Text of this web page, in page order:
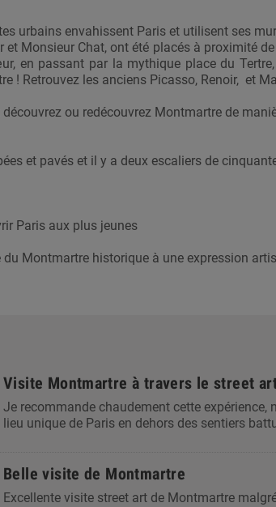
urbains envahissent Paris et utilisent ses
et Monsieur Chat, ont été placés à proximité
en passant par la mythique place du
! Retrouvez les anciens Picasso, Renoir, et
découvrez ou redécouvrez Montmartre de
et pavés et il y a deux escaliers de
Paris aux plus jeunes
du Montmartre historique à une expression
Visite Montmartre à travers le street
Je recommande chaudement cette
lieu unique de Paris en dehors des sentiers
Belle visite de Montmartre
Excellente visite street art de Montmartre